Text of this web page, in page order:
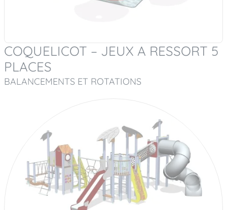
COQUELICOT – JEUX A RESSORT 5
PLACES
BALANCEMENTS ET ROTATIONS